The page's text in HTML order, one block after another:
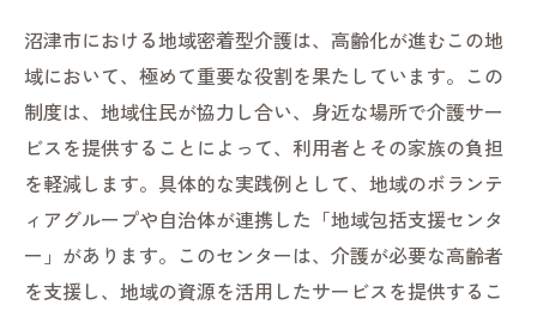
沼津市における地域密着型介護は、高齢化が進むこの地
域において、極めて重要な役割を果たしています。この
制度は、地域住民が協力し合い、身近な場所で介護サー
ビスを提供することによって、利用者とその家族の負担
を軽減します。具体的な実践例として、地域のボランテ
ィアグループや自治体が連携した「地域包括支援センタ
ー」があります。このセンターは、介護が必要な高齢者
を支援し、地域の資源を活用したサービスを提供するこ